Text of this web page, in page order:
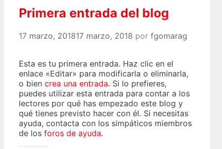
Primera entrada del blog
17 marzo, 201817 marzo, 2018 por fgomarag
Esta es tu primera entrada. Haz clic en el
enlace «Editar» para modificarla o eliminarla,
o bien crea una entrada. Si lo prefieres,
puedes utilizar esta entrada para contar a los
lectores por qué has empezado este blog y
qué tienes previsto hacer con él. Si necesitas
ayuda, contacta con los simpáticos miembros
de los foros de ayuda.